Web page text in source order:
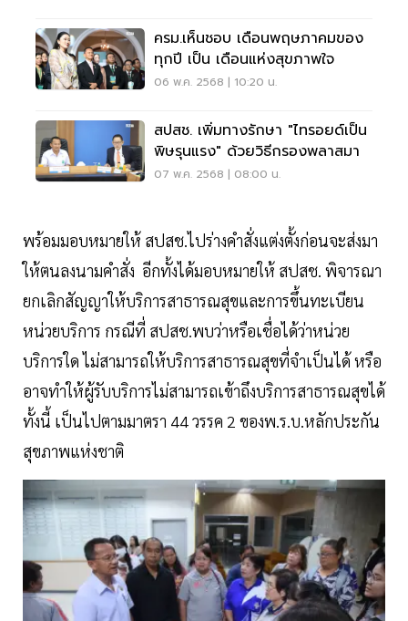
ครม.เห็นชอบ เดือนพฤษภาคมของ
ทุกปี เป็น เดือนแห่งสุขภาพใจ
06 พ.ค. 2568 | 10:20 น.
สปสช. เพิ่มทางรักษา "ไทรอยด์เป็น
พิษรุนแรง" ด้วยวิธีกรองพลาสมา
07 พ.ค. 2568 | 08:00 น.
พร้อมมอบหมายให้ สปสช.ไปร่างคำสั่งแต่งตั้งก่อนจะส่งมา
ให้ตนลงนามคำสั่ง อีกทั้งได้มอบหมายให้ สปสช. พิจารณา
ยกเลิกสัญญาให้บริการสาธารณสุขและการขึ้นทะเบียน
หน่วยบริการ กรณีที่ สปสช.พบว่าหรือเชื่อได้ว่าหน่วย
บริการใด ไม่สามารถให้บริการสาธารณสุขที่จำเป็นได้ หรือ
อาจทำให้ผู้รับบริการไม่สามารถเข้าถึงบริการสาธารณสุขได้
ทั้งนี้ เป็นไปตามมาตรา 44 วรรค 2 ของพ.ร.บ.หลักประกัน
สุขภาพแห่งชาติ